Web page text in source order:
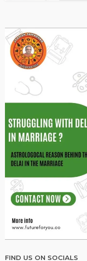
FIND US ON SOCIALS